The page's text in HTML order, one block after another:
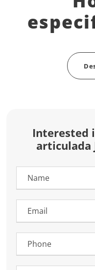
Interested
articulada